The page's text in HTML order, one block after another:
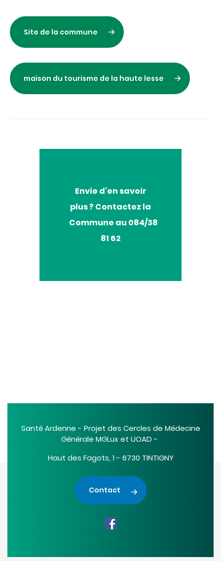
Site de la commune
maison du tourisme de la haute lesse
d'en
savoir
plus
Envie d'en savoir
plus ? Contactez la
Commune au 084/38
81 62
Santé Ardenne - Projet des Cercles de Médecine
Générale MGLux et UOAD -
Haut des Fagots, 1 - 6730 TINTIGNY
Contact